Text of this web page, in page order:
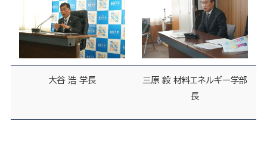
大谷 浩 学長
三原 毅 材料エネルギー学部
長